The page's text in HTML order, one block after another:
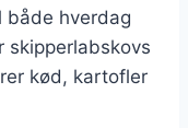
hverdag
skipperlabskovs
kød, kartofler